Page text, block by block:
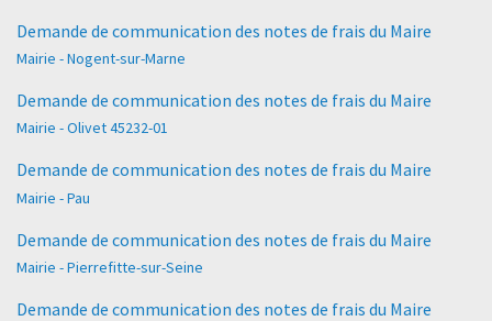
Demande de communication des notes de frais du Maire
Mairie - Nogent-sur-Marne
Demande de communication des notes de frais du Maire
Mairie - Olivet 45232-01
Demande de communication des notes de frais du Maire
Mairie - Pau
Demande de communication des notes de frais du Maire
Mairie - Pierrefitte-sur-Seine
Demande de communication des notes de frais du Maire